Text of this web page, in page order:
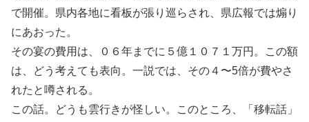
で開催。県内各地に看板が張り巡らされ、県広報では煽り
にあおった。
その宴の費用は、０６年までに５億１０７１万円。この額
は、どう考えても表向。一説では、その４〜5倍が費やさ
れたと噂される。
この話。どうも雲行きが怪しい。このところ、「移転話」